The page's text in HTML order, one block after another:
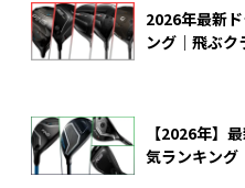
2026年最新
ング｜飛ぶク
【2026年】
気ランキング